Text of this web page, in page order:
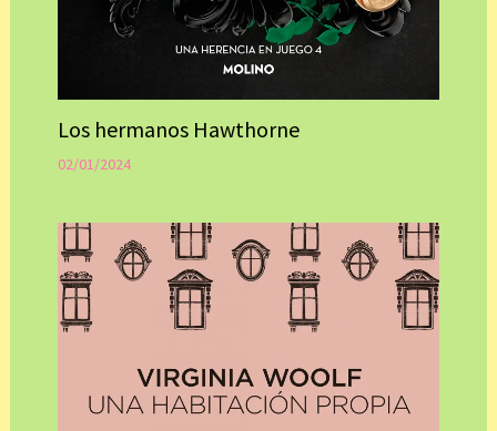
Los hermanos Hawthorne
02/01/2024